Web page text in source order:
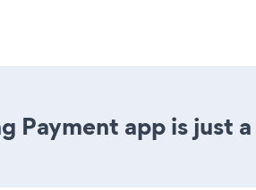
Payment app is just